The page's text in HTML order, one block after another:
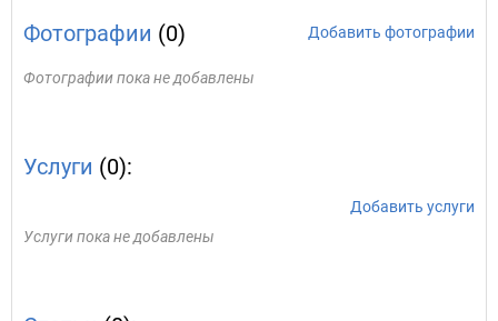
Фотографии (0) Добавить фотографии
Фотографии пока не добавлены
Услуги (0):
Добавить услуги
Услуги пока не добавлены